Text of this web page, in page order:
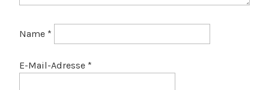
Name *
E-Mail-Adresse *